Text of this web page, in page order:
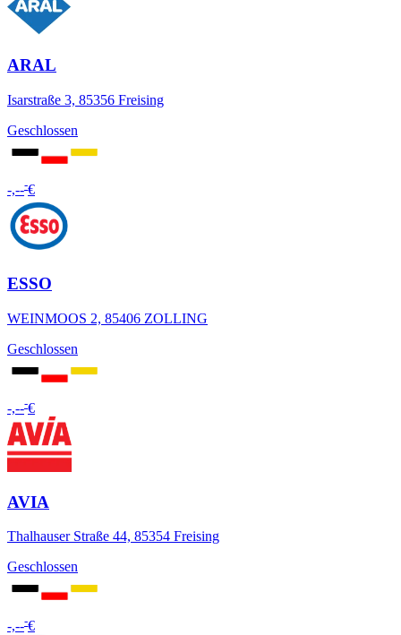
ARAL
Isarstraße 3, 85356 Freising
Geschlossen
-,---€
ESSO
WEINMOOS 2, 85406 ZOLLING
Geschlossen
-,---€
AVIA
Thalhauser Straße 44, 85354 Freising
Geschlossen
-,---€